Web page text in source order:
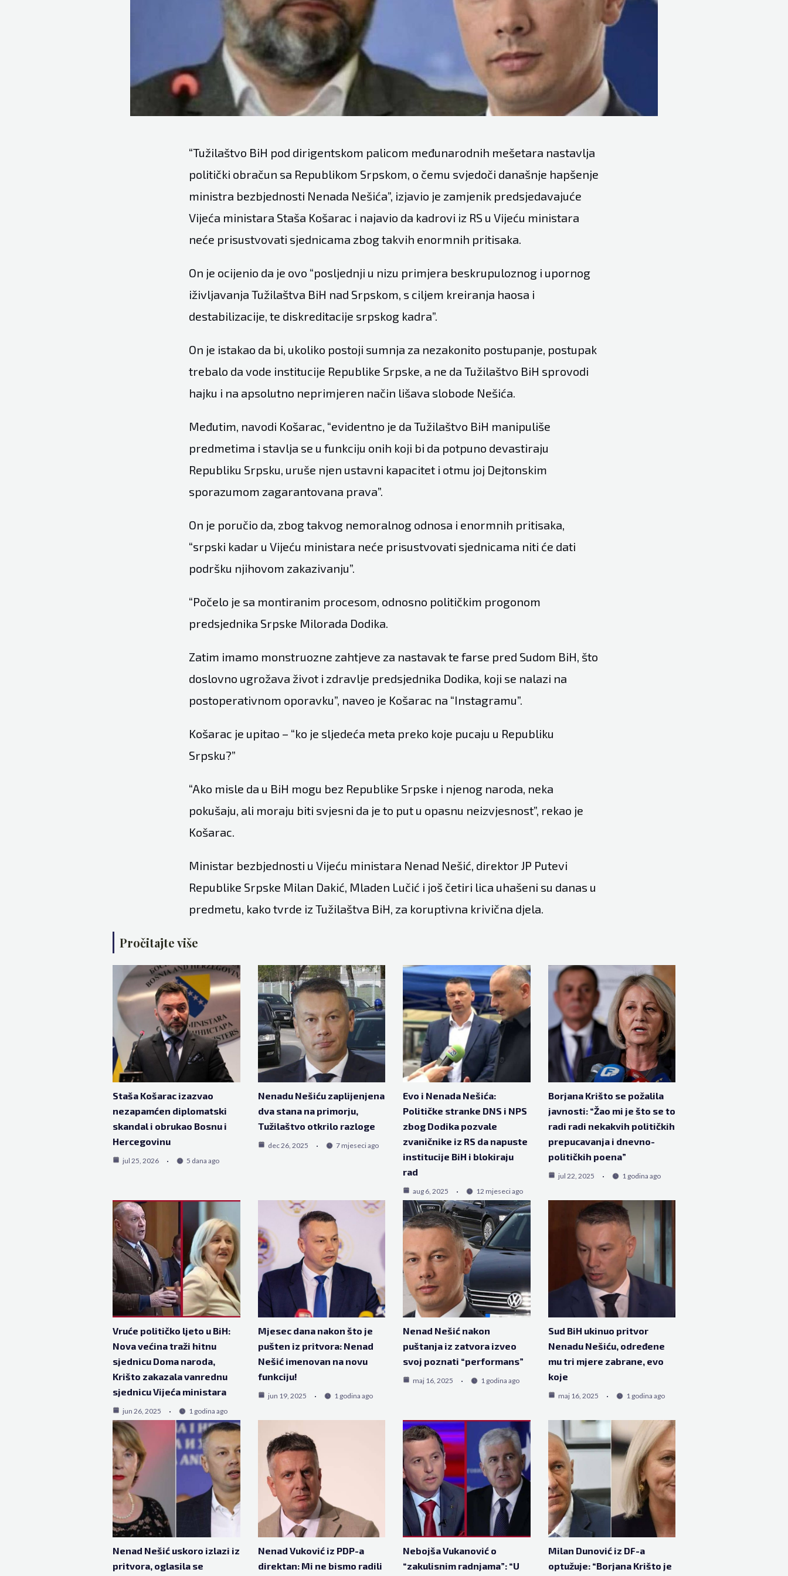
“Tužilaštvo BiH pod dirigentskom palicom međunarodnih mešetara nastavlja
politički obračun sa Republikom Srpskom, o čemu svjedoči današnje hapšenje
ministra bezbjednosti Nenada Nešića”, izjavio je zamjenik predsjedavajuće
Vijeća ministara Staša Košarac i najavio da kadrovi iz RS u Vijeću ministara
neće prisustvovati sjednicama zbog takvih enormnih pritisaka.
On je ocijenio da je ovo “posljednji u nizu primjera beskrupuloznog i upornog
iživljavanja Tužilaštva BiH nad Srpskom, s ciljem kreiranja haosa i
destabilizacije, te diskreditacije srpskog kadra”.
On je istakao da bi, ukoliko postoji sumnja za nezakonito postupanje, postupak
trebalo da vode institucije Republike Srpske, a ne da Tužilaštvo BiH sprovodi
hajku i na apsolutno neprimjeren način lišava slobode Nešića.
Međutim, navodi Košarac, “evidentno je da Tužilaštvo BiH manipuliše
predmetima i stavlja se u funkciju onih koji bi da potpuno devastiraju
Republiku Srpsku, uruše njen ustavni kapacitet i otmu joj Dejtonskim
sporazumom zagarantovana prava”.
On je poručio da, zbog takvog nemoralnog odnosa i enormnih pritisaka,
“srpski kadar u Vijeću ministara neće prisustvovati sjednicama niti će dati
podršku njihovom zakazivanju”.
“Počelo je sa montiranim procesom, odnosno političkim progonom
predsjednika Srpske Milorada Dodika.
Zatim imamo monstruozne zahtjeve za nastavak te farse pred Sudom BiH, što
doslovno ugrožava život i zdravlje predsjednika Dodika, koji se nalazi na
postoperativnom oporavku”, naveo je Košarac na “Instagramu”.
Košarac je upitao – “ko je sljedeća meta preko koje pucaju u Republiku
Srpsku?”
“Ako misle da u BiH mogu bez Republike Srpske i njenog naroda, neka
pokušaju, ali moraju biti svjesni da je to put u opasnu neizvjesnost”, rekao je
Košarac.
Ministar bezbjednosti u Vijeću ministara Nenad Nešić, direktor JP Putevi
Republike Srpske Milan Dakić, Mladen Lučić i još četiri lica uhašeni su danas u
predmetu, kako tvrde iz Tužilaštva BiH, za koruptivna krivična djela.
Pročitajte više
Staša Košarac izazvao
nezapamćen diplomatski
skandal i obrukao Bosnu i
Hercegovinu
jul 25, 2026 5 dana ago
Nenadu Nešiću zaplijenjena
dva stana na primorju,
Tužilaštvo otkrilo razloge
dec 26, 2025 7 mjeseci ago
Evo i Nenada Nešića:
Političke stranke DNS i NPS
zbog Dodika pozvale
zvaničnike iz RS da napuste
institucije BiH i blokiraju
rad
aug 6, 2025 12 mjeseci ago
Borjana Krišto se požalila
javnosti: “Žao mi je što se to
radi radi nekakvih političkih
prepucavanja i dnevno-
političkih poena”
jul 22, 2025 1 godina ago
Vruće političko ljeto u BiH:
Nova većina traži hitnu
sjednicu Doma naroda,
Krišto zakazala vanrednu
sjednicu Vijeća ministara
jun 26, 2025 1 godina ago
Mjesec dana nakon što je
pušten iz pritvora: Nenad
Nešić imenovan na novu
funkciju!
jun 19, 2025 1 godina ago
Nenad Nešić nakon
puštanja iz zatvora izveo
svoj poznati “performans”
maj 16, 2025 1 godina ago
Sud BiH ukinuo pritvor
Nenadu Nešiću, određene
mu tri mjere zabrane, evo
koje
maj 16, 2025 1 godina ago
Nenad Nešić uskoro izlazi iz
pritvora, oglasila se
Nenad Vuković iz PDP-a
direktan: Mi ne bismo radili
Nebojša Vukanović o
“zakulisnim radnjama”: “U
Milan Dunović iz DF-a
optužuje: “Borjana Krišto je